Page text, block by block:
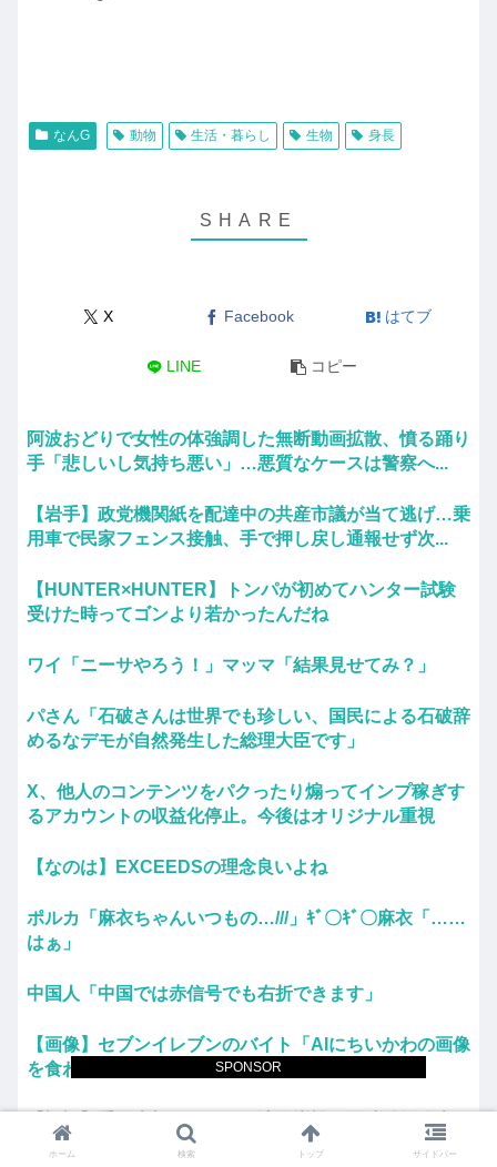
SPONSOR
なんG 動物 生活・暮らし 生物 身長
X Facebook はてブ
LINE コピー
阿波おどりで女性の体強調した無断動画拡散、憤る踊り
手「悲しいし気持ち悪い」…悪質なケースは警察へ...
【岩手】政党機関紙を配達中の共産市議が当て逃げ…乗
用車で民家フェンス接触、手で押し戻し通報せず次...
【HUNTER×HUNTER】トンパが初めてハンター試験
受けた時ってゴンより若かったんだね
ワイ「ニーサやろう！」マッマ「結果見せてみ？」
パさん「石破さんは世界でも珍しい、国民による石破辞
めるなデモが自然発生した総理大臣です」
X、他人のコンテンツをパクったり煽ってインプ稼ぎす
るアカウントの収益化停止。今後はオリジナル重視
【なのは】EXCEEDSの理念良いよね
ポルカ「麻衣ちゃんいつもの…///」ｷﾞ〇ｷﾞ〇麻衣「……
はぁ」
中国人「中国では赤信号でも右折できます」
【画像】セブンイレブンのバイト「AIにちいかわの画像
を食わせてっと…できた！」⇒！
【祝福】重岡大毅がパパに！濵田崇裕と同時結婚発表で
ファン歓喜
ホーム 検索 トップ サイドバー